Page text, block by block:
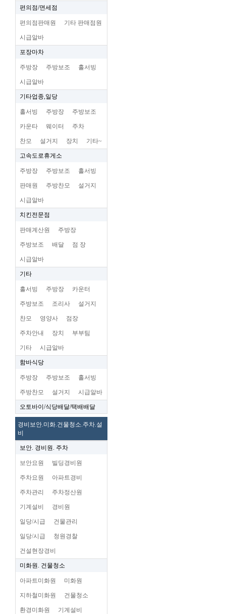
편의점/면세점
편의점판매원 기타 판매점원
시급알바
포장마차
주방장 주방보조 홀서빙
시급알바
기타업종,일당
홀서빙 주방장 주방보조
카운타 웨이터 주차
찬모 설거지 장치 기타~
고속도로휴게소
주방장 주방보조 홀서빙
판매원 주방찬모 설거지
시급알바
치킨전문점
판매계산원 주방장
주방보조 배달 점 장
시급알바
기타
홀서빙 주방장 카운터
주방보조 조리사 설거지
찬모 영양사 점장
주차안내 장치 부부팀
기타 시급알바
함바식당
주방장 주방보조 홀서빙
주방찬모 설거지 시급알바
오토바이/식당배달/택배배달
경비보안.미화.건물청소.주차.설
비
보안. 경비원. 주차
보안요원 빌딩경비원
주차요원 아파트경비
주차관리 주차정산원
기계설비 경비원
일당/시급 건물관리
일당/시급 청원경찰
건설현장경비
미화원. 건물청소
아파트미화원 미화원
지하철미화원 건물청소
환경미화원 기계설비